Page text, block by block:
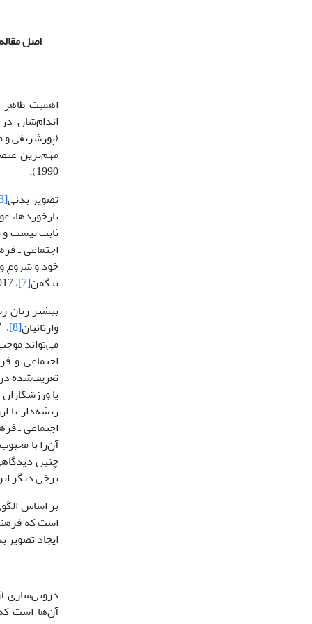
اصل
اهمیت
اندام‌شان
(پورشریفی و مبعث زمانی، 1392؛
مهم‌ترین
1990).
تصویر بدنی[3]
بازخوردها،
اجتماعی ـ
خود و شروع
تیگمن[7] ، 2017).
بیشتر زنان
وارتانیان[8] ، 2017؛ کراوسیک و تامسون
می‌تواند
اجتماعی و
تعریف‌شده
یا
اجتماعی ـ
چنین
برخی دیگر
است که
ایجاد تصویر بدنی
درونی‌سازی